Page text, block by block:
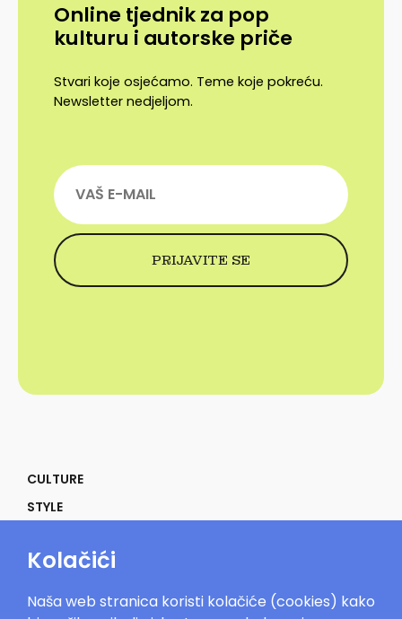
Online tjednik za pop
kulturu i autorske priče
Stvari koje osjećamo. Teme koje pokreću.
Newsletter nedjeljom.
CULTURE
STYLE
POWER
Kolačići
Naša web stranica koristi kolačiće (cookies) kako